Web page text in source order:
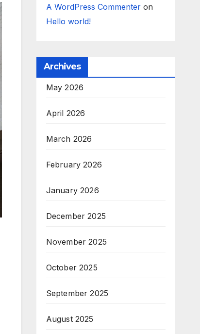
A WordPress Commenteron
Hello world!
Archives
May 2026
April 2026
March 2026
February 2026
January 2026
December 2025
November 2025
October 2025
September 2025
August 2025